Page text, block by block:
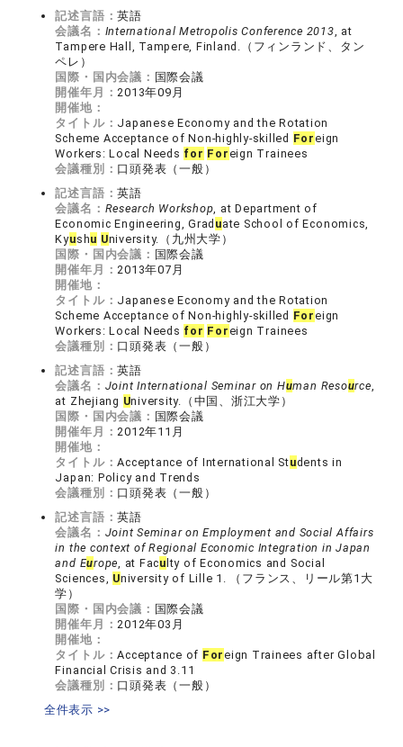
記述言語：英語
会議名： International Metropolis Conference 2013, at
Tampere Hall, Tampere, Finland.（フィンランド、タン
ペレ）
国際・国内会議： 国際会議
開催年月：2013年09月
開催地：
タイトル： Japanese Economy and the Rotation
Scheme Acceptance of Non-highly-skilled Foreign
Workers: Local Needs for Foreign Trainees
会議種別： 口頭発表（一般）
記述言語：英語
会議名： Research Workshop, at Department of
Economic Engineering, Grad uate School of Economics,
Kyushu University.（九州大学）
国際・国内会議： 国際会議
開催年月：2013年07月
開催地：
タイトル： Japanese Economy and the Rotation
Scheme Acceptance of Non-highly-skilled Foreign
Workers: Local Needs for Foreign Trainees
会議種別： 口頭発表（一般）
記述言語：英語
会議名： Joint International Seminar on Human Resource,
at Zhejiang University.（中国、浙江大学）
国際・国内会議： 国際会議
開催年月：2012年11月
開催地：
タイトル：Acceptance of International Students in
Japan: Policy and Trends
会議種別： 口頭発表（一般）
記述言語：英語
会議名： Joint Seminar on Employment and Social Affairs
in the context of Regional Economic Integration in Japan
and Europe, at Facu lty of Economics and Social
Sciences, University of Lille 1. （フランス、リール第1大
学）
国際・国内会議： 国際会議
開催年月：2012年03月
開催地：
タイトル：Acceptance of Foreign Trainees after Global
Financial Crisis and 3.11
会議種別： 口頭発表（一般）
全件表示 >>